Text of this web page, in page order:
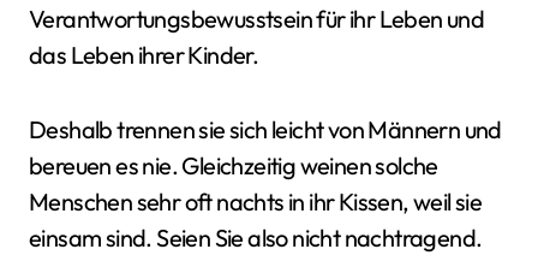
Verantwortungsbewusstsein für ihr Leben und
das Leben ihrer Kinder.
Deshalb trennen sie sich leicht von Männern und
bereuen es nie. Gleichzeitig weinen solche
Menschen sehr oft nachts in ihr Kissen, weil sie
einsam sind. Seien Sie also nicht nachtragend.